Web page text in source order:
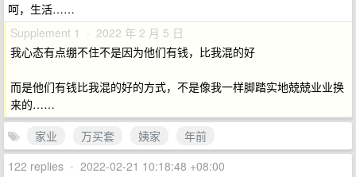
呵，生活……
Supplement 1 · 2022 年 2 月 5 日
我心态有点绷不住不是因为他们有钱，比我混的好
而是他们有钱比我混的好的方式，不是像我一样脚踏实地兢兢业业换
来的……
家业
万买套 姨家
年前
122 replies • 2022-02-21 10:18:48 +08:00